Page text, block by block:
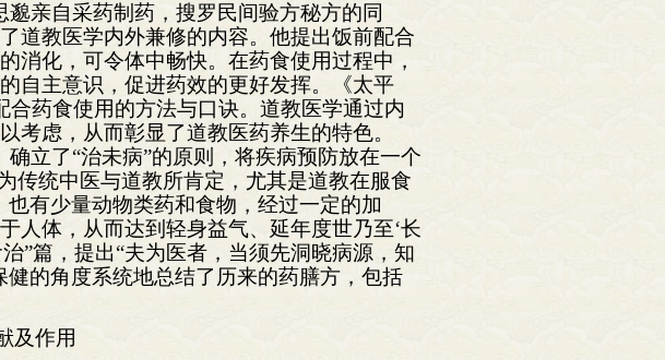
亲自采药制药，搜罗民间验方秘方的同
道教医学内外兼修的内容。他提出饭前配合
消化，可令体中畅快。在药食使用过程中，
自主意识，促进药效的更好发挥。《太平
合药食使用的方法与口诀。道教医学通过内
考虑，从而彰显了道教医药养生的特色。
立了“治未病”的原则，将疾病预防放在一个
传统中医与道教所肯定，尤其是道教在服食
有少量动物类药和食物，经过一定的加
人体，从而达到轻身益气、延年度世乃至‘长
”篇，提出“夫为医者，当须先洞晓病源，知
的角度系统地总结了历来的药膳方，包括
及作用